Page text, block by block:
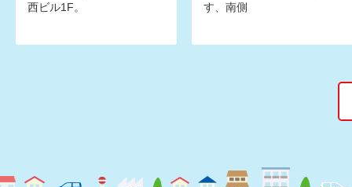
西ビル1F。
す、南側